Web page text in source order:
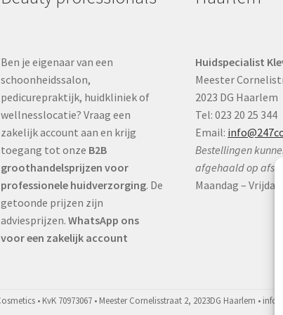
Ben je eigenaar van een
schoonheidssalon,
pedicurepraktijk, huidkliniek of
wellnesslocatie? Vraag een
zakelijk account aan en krijg
toegang tot onze B2B
groothandelsprijzen voor
professionele huidverzorging. De
getoonde prijzen zijn
adviesprijzen. WhatsApp ons
voor een zakelijk account
Huidspecialist
Meester
2023 DG Haarlem
Tel: 023 20 25 344
Email:
Bestellingen
afgehaald op
Maandag – Vrijdag: